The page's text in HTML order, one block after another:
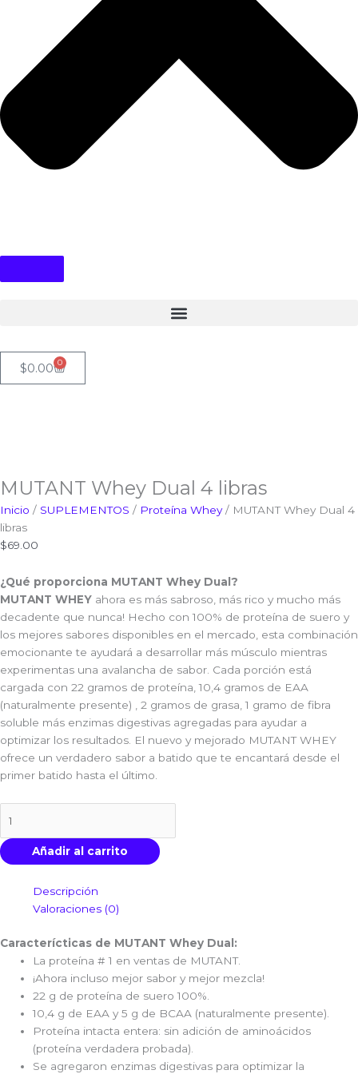
$0.00 0
Cart
MUTANT Whey Dual 4 libras
Inicio / SUPLEMENTOS / Proteína Whey/ MUTANT Whey Dual 4
libras
$69.00
¿Qué proporciona MUTANT Whey Dual?
MUTANT WHEY ahora es más sabroso, más rico y mucho más
decadente que nunca! Hecho con 100% de proteína de suero y
los mejores sabores disponibles en el mercado, esta combinación
emocionante te ayudará a desarrollar más músculo mientras
experimentas una avalancha de sabor. Cada porción está
cargada con 22 gramos de proteína, 10,4 gramos de EAA
(naturalmente presente) , 2 gramos de grasa, 1 gramo de fibra
soluble más enzimas digestivas agregadas para ayudar a
optimizar los resultados. El nuevo y mejorado MUTANT WHEY
ofrece un verdadero sabor a batido que te encantará desde el
primer batido hasta el último.
Whey
Dual
4
cantidad
Añadir al carrito
Descripción
Valoraciones (0)
Caracterícticas de MUTANT Whey Dual:
La proteína # 1 en ventas de MUTANT.
¡Ahora incluso mejor sabor y mejor mezcla!
22 g de proteína de suero 100%.
10,4 g de EAA y 5 g de BCAA (naturalmente presente).
Proteína intacta entera: sin adición de aminoácidos
(proteína verdadera probada).
Se agregaron enzimas digestivas para optimizar la